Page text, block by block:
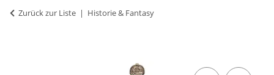
Zurück zur Liste Historie & Fantasy